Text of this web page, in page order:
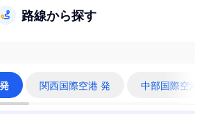
路線から探す
関西国際空港 発 中部国際空